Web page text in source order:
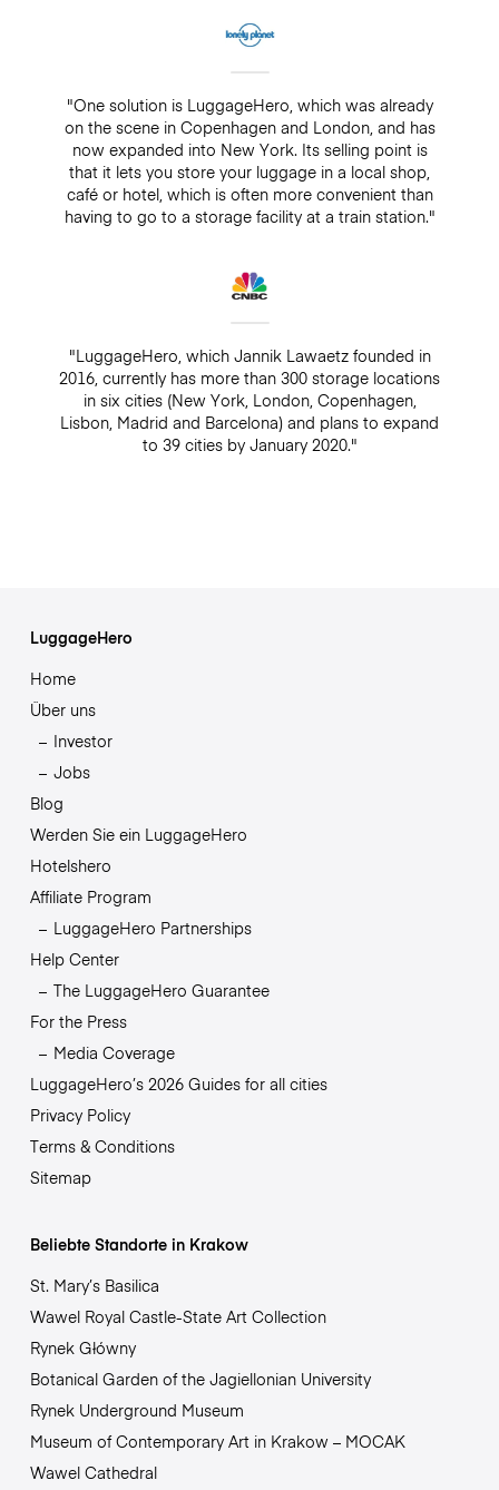
"One solution is LuggageHero, which was already
on the scene in Copenhagen and London, and has
now expanded into New York. Its selling point is
that it lets you store your luggage in a local shop,
café or hotel, which is often more convenient than
having to go to a storage facility at a train station."
"LuggageHero, which Jannik Lawaetz founded in
2016, currently has more than 300 storage locations
in six cities (New York, London, Copenhagen,
Lisbon, Madrid and Barcelona) and plans to expand
to 39 cities by January 2020."
LuggageHero
Home
Über uns
Investor
Jobs
Blog
Werden Sie ein LuggageHero
Hotelshero
Affiliate Program
LuggageHero Partnerships
Help Center
The LuggageHero Guarantee
For the Press
Media Coverage
LuggageHero’s 2026 Guides for all cities
Privacy Policy
Terms & Conditions
Sitemap
Beliebte Standorte in Krakow
St. Mary’s Basilica
Wawel Royal Castle-State Art Collection
Rynek Główny
Botanical Garden of the Jagiellonian University
Rynek Underground Museum
Museum of Contemporary Art in Krakow – MOCAK
Wawel Cathedral